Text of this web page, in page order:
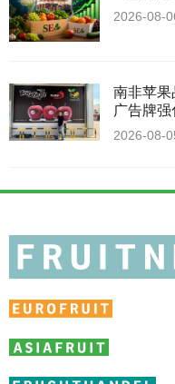
2026-08-
南非苹果
广告牌
2026-08-